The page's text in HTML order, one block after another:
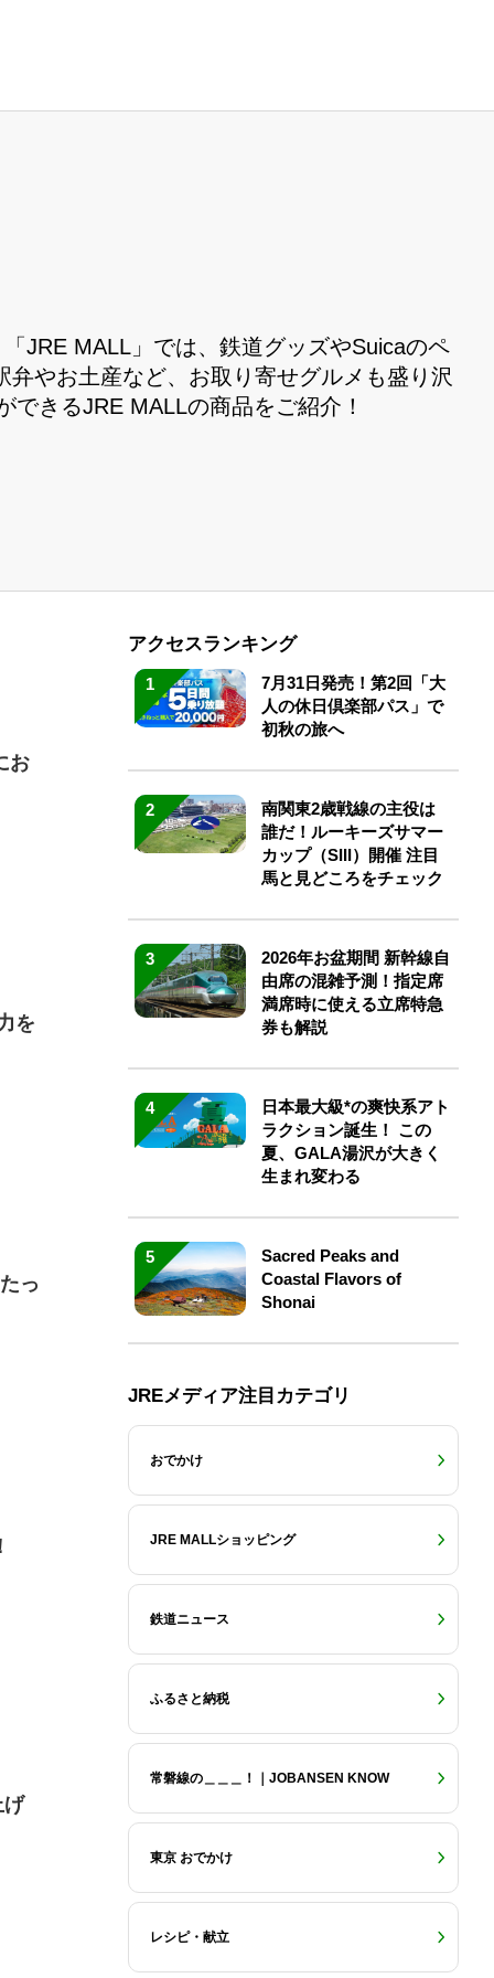
JRE MALL」では、鉄道グッズやSuicaのペ
やお土産など、お取り寄せグルメも盛り沢
きるJRE MALLの商品をご紹介！
お
を
っ
げ
アクセスランキング
1
7月31日発売！第2回「大
人の休日倶楽部パス」で
初秋の旅へ
2
南関東2歳戦線の主役は
誰だ！ルーキーズサマー
カップ（SIII）開催 注目
馬と見どころをチェック
3
2026年お盆期間 新幹線自
由席の混雑予測！指定席
満席時に使える立席特急
券も解説
4
日本最大級*の爽快系アト
ラクション誕生！ この
夏、GALA湯沢が大きく
生まれ変わる
5
Sacred Peaks and
Coastal Flavors of
Shonai
JREメディア注目カテゴリ
おでかけ
JRE MALLショッピング
鉄道ニュース
ふるさと納税
常磐線の＿＿＿！｜JOBANSEN KNOW
東京 おでかけ
レシピ・献立